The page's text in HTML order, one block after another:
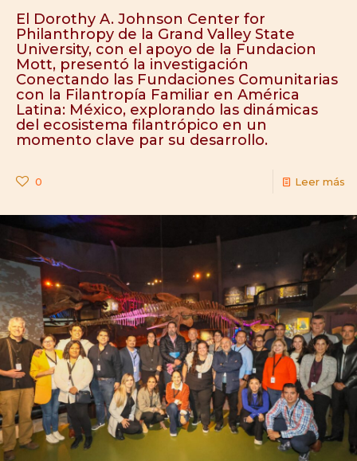
El Dorothy A. Johnson Center for
Philanthropy de la Grand Valley State
University, con el apoyo de la Fundacion
Mott, presentó la investigación
Conectando las Fundaciones Comunitarias
con la Filantropía Familiar en América
Latina: México, explorando las dinámicas
del ecosistema filantrópico en un
momento clave par su desarrollo.
0 Leer más